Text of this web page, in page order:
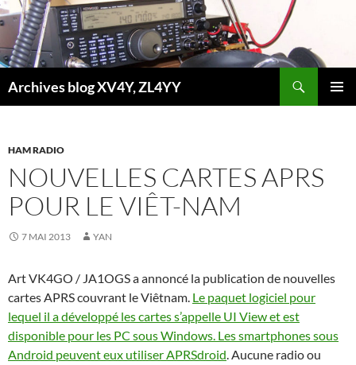
Aller
au
contenu
Archives blog XV4Y, ZL4YY
HAM RADIO
NOUVELLES CARTES APRS
POUR LE VIÊT-NAM
7 MAI 2013 YAN
Art VK4GO / JA1OGS a annoncé la publication de nouvelles
cartes APRS couvrant le Viêtnam. Le paquet logiciel pour
lequel il a développé les cartes s’appelle UI View et est
disponible pour les PC sous Windows. Les smartphones sous
Android peuvent eux utiliser APRSdroid. Aucune radio ou